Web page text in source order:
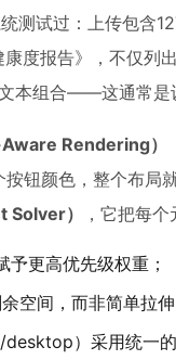
测试过：上传包含
度报告》，不仅列
本组合——这通常是
Rendering）
按钮颜色，整个布
Solver）
，它把每
予更高优先级权重；
空间，而非简单拉
）采用统一